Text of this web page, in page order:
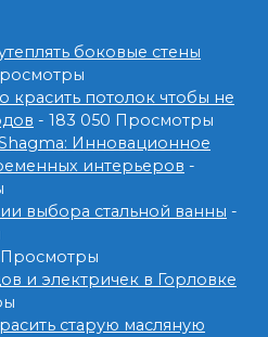
боковые стены
красить потолок чтобы не
- 183 050 Просмотры
Инновационное
интерьеров -
выбора стальной ванны -
и электричек в Горловке
старую масляную